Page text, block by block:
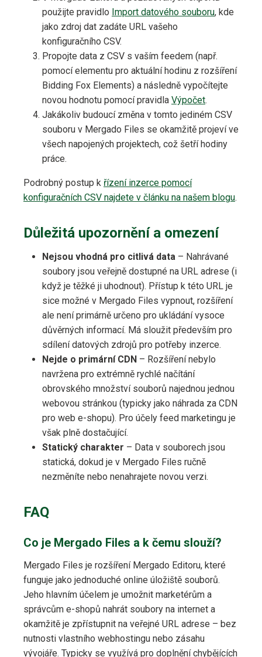
použijte pravidlo Import datového souboru, kde
jako zdroj dat zadáte URL vašeho
konfiguračního CSV.
Propojte data z CSV s vaším feedem (např.
pomocí elementu pro aktuální hodinu z rozšíření
Bidding Fox Elements) a následně vypočítejte
novou hodnotu pomocí pravidla Výpočet.
Jakákoliv budoucí změna v tomto jediném CSV
souboru v Mergado Files se okamžitě projeví ve
všech napojených projektech, což šetří hodiny
práce.
Podrobný postup k řízení inzerce pomocí
konfiguračních CSV najdete v článku na našem blogu.
Důležitá upozornění a omezení
Nejsou vhodná pro citlivá data – Nahrávané
soubory jsou veřejně dostupné na URL adrese (i
když je těžké ji uhodnout). Přístup k této URL je
sice možné v Mergado Files vypnout, rozšíření
ale není primárně určeno pro ukládání vysoce
důvěrných informací. Má sloužit především pro
sdílení datových zdrojů pro potřeby inzerce.
Nejde o primární CDN – Rozšíření nebylo
navržena pro extrémně rychlé načítání
obrovského množství souborů najednou jednou
webovou stránkou (typicky jako náhrada za CDN
pro web e-shopu). Pro účely feed marketingu je
však plně dostačující.
Statický charakter – Data v souborech jsou
statická, dokud je v Mergado Files ručně
nezměníte nebo nenahrajete novou verzi.
FAQ
Co je Mergado Files a k čemu slouží?
Mergado Files je rozšíření Mergado Editoru, které
funguje jako jednoduché online úložiště souborů.
Jeho hlavním účelem je umožnit marketérům a
správcům e-shopů nahrát soubory na internet a
okamžitě je zpřístupnit na veřejné URL adrese – bez
nutnosti vlastního webhostingu nebo zásahu
vývojáře. Typicky se využívá pro doplnění chybějících